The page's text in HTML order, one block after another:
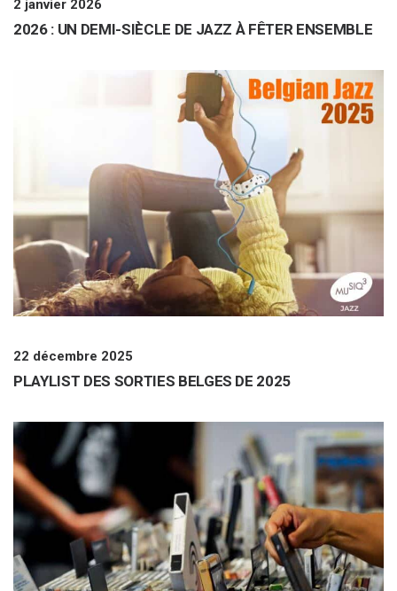
2 janvier 2026
2026 : UN DEMI-SIÈCLE DE JAZZ À FÊTER ENSEMBLE
22 décembre 2025
PLAYLIST DES SORTIES BELGES DE 2025